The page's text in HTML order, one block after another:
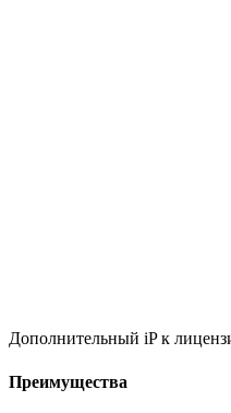
Дополнительный iP к
Преимущества